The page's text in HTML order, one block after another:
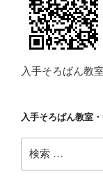
入手そろばん教
入手そろばん教室
索: